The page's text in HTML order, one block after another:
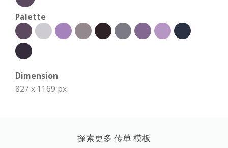
Palette
Dimension
827 x 1169 px
探索更多 传单 模板